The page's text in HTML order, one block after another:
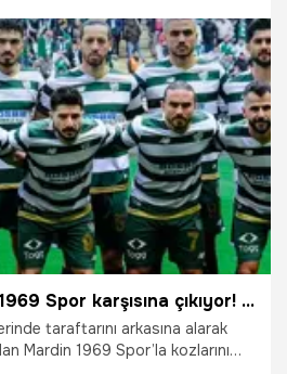
Bursaspor, Mardin 1969 Spor karşısına çıkıyor! Şampiyonluk için kritik viraj
taraftarını arkasına alarak
Mardin 1969 Spor’la kozlarını